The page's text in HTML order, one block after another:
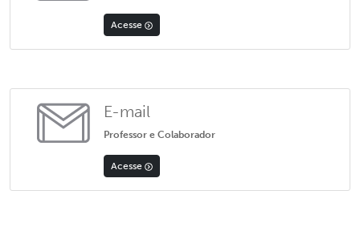
Acesse
E-mail
Professor e Colaborador
Acesse